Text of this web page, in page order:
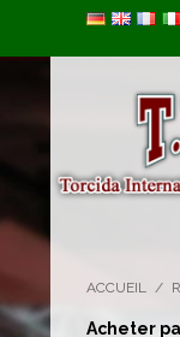
ACCUEIL /
Acheter